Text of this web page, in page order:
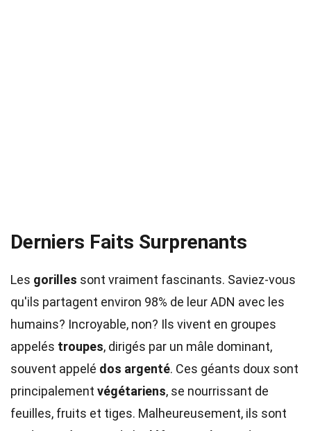
Derniers Faits Surprenants
Les gorilles sont vraiment fascinants. Saviez-vous
qu'ils partagent environ 98% de leur ADN avec les
humains? Incroyable, non? Ils vivent en groupes
appelés troupes, dirigés par un mâle dominant,
souvent appelé dos argenté. Ces géants doux sont
principalement végétariens, se nourrissant de
feuilles, fruits et tiges. Malheureusement, ils sont